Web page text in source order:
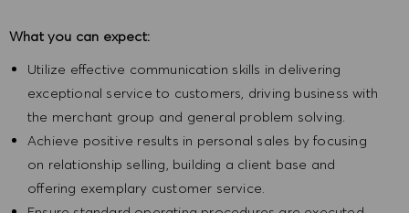
What you can expect:
Utilize effective communication skills in delivering
exceptional service to customers, driving business with
the merchant group and general problem solving.
Achieve positive results in personal sales by focusing
on relationship selling, building a client base and
offering exemplary customer service.